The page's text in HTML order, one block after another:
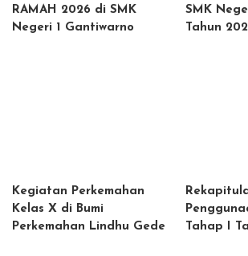
RAMAH 2026 di SMK
Negeri 1 Gantiwarno
SMK
Tahun
Kegiatan Perkemahan
Kelas X di Bumi
Perkemahan Lindhu Gede
Tahap I